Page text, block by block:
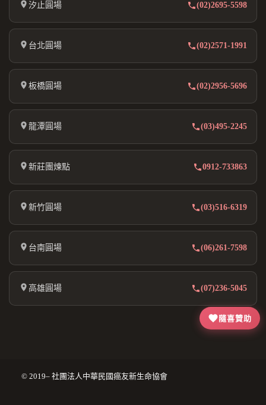
隨喜贊助
汐止圓場 (02)2695-5598
台北圓場 (02)2571-1991
板橋圓場 (02)2956-5696
龍潭圓場 (03)495-2245
新莊團煉點 0912-733863
新竹圓場 (03)516-6319
台南圓場 (06)261-7598
高雄圓場 (07)236-5045
© 2019– 社團法人中華民國癌友新生命協會